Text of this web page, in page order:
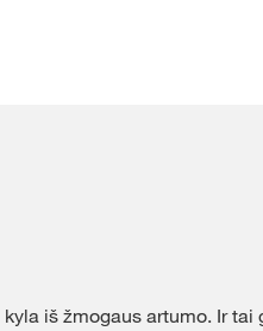
kyla iš žmogaus artumo. Ir tai